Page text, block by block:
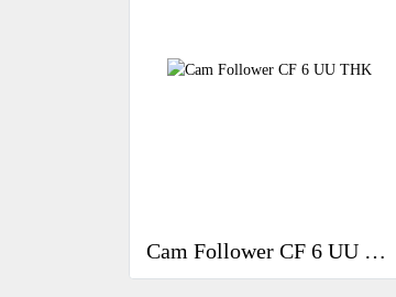
Cam Follower CF 6 UU THK